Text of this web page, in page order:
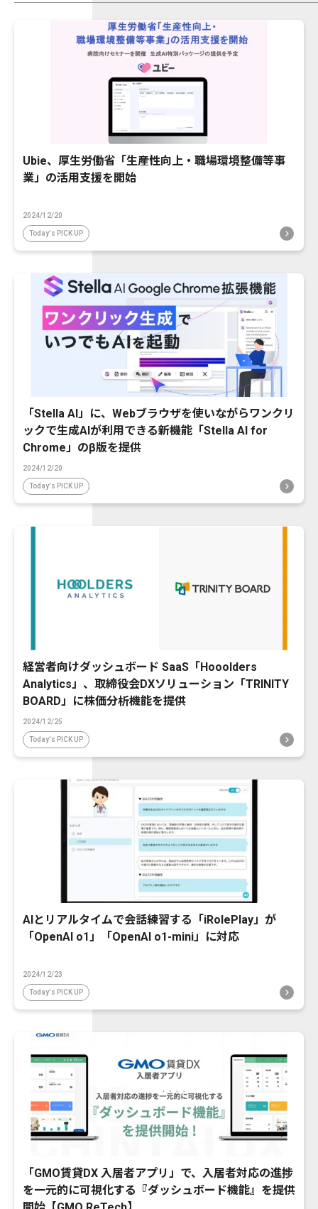
Ubie、厚生労働省「生産性向上・職場環境整備等事
業」の活用支援を開始
2024/12/20
Today's PICK UP
「Stella AI」に、Webブラウザを使いながらワンクリ
ックで生成AIが利用できる新機能「Stella AI for
Chrome」のβ版を提供
2024/12/20
Today's PICK UP
経営者向けダッシュボード SaaS「Hooolders
Analytics」、取締役会DXソリューション「TRINITY
BOARD」に株価分析機能を提供
2024/12/25
Today's PICK UP
AIとリアルタイムで会話練習する「iRolePlay」が
「OpenAI o1」「OpenAI o1-mini」に対応
2024/12/23
Today's PICK UP
「GMO賃貸DX 入居者アプリ」で、入居者対応の進捗
を一元的に可視化する『ダッシュボード機能』を提供